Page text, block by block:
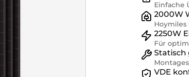
Einfache
2000W
2250W
Für
Statisch
VDE